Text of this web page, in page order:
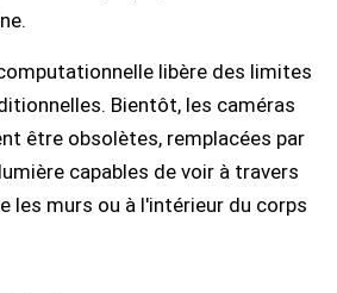
libère des limites
Bientôt, les caméras
être obsolètes, remplacées par
capables de voir à travers
les murs ou à l'intérieur du corps